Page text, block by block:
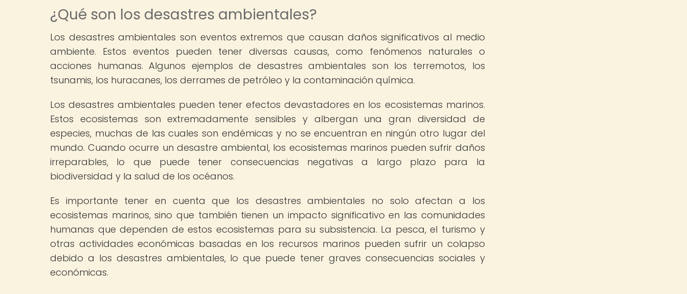
¿Qué son los desastres ambientales?
Los desastres ambientales son eventos extremos que causan daños significativos al medio
ambiente. Estos eventos pueden tener diversas causas, como fenómenos naturales o
acciones humanas. Algunos ejemplos de desastres ambientales son los terremotos, los
tsunamis, los huracanes, los derrames de petróleo y la contaminación química.
Los desastres ambientales pueden tener efectos devastadores en los ecosistemas marinos.
Estos ecosistemas son extremadamente sensibles y albergan una gran diversidad de
especies, muchas de las cuales son endémicas y no se encuentran en ningún otro lugar del
mundo. Cuando ocurre un desastre ambiental, los ecosistemas marinos pueden sufrir daños
irreparables, lo que puede tener consecuencias negativas a largo plazo para la
biodiversidad y la salud de los océanos.
Es importante tener en cuenta que los desastres ambientales no solo afectan a los
ecosistemas marinos, sino que también tienen un impacto significativo en las comunidades
humanas que dependen de estos ecosistemas para su subsistencia. La pesca, el turismo y
otras actividades económicas basadas en los recursos marinos pueden sufrir un colapso
debido a los desastres ambientales, lo que puede tener graves consecuencias sociales y
económicas.